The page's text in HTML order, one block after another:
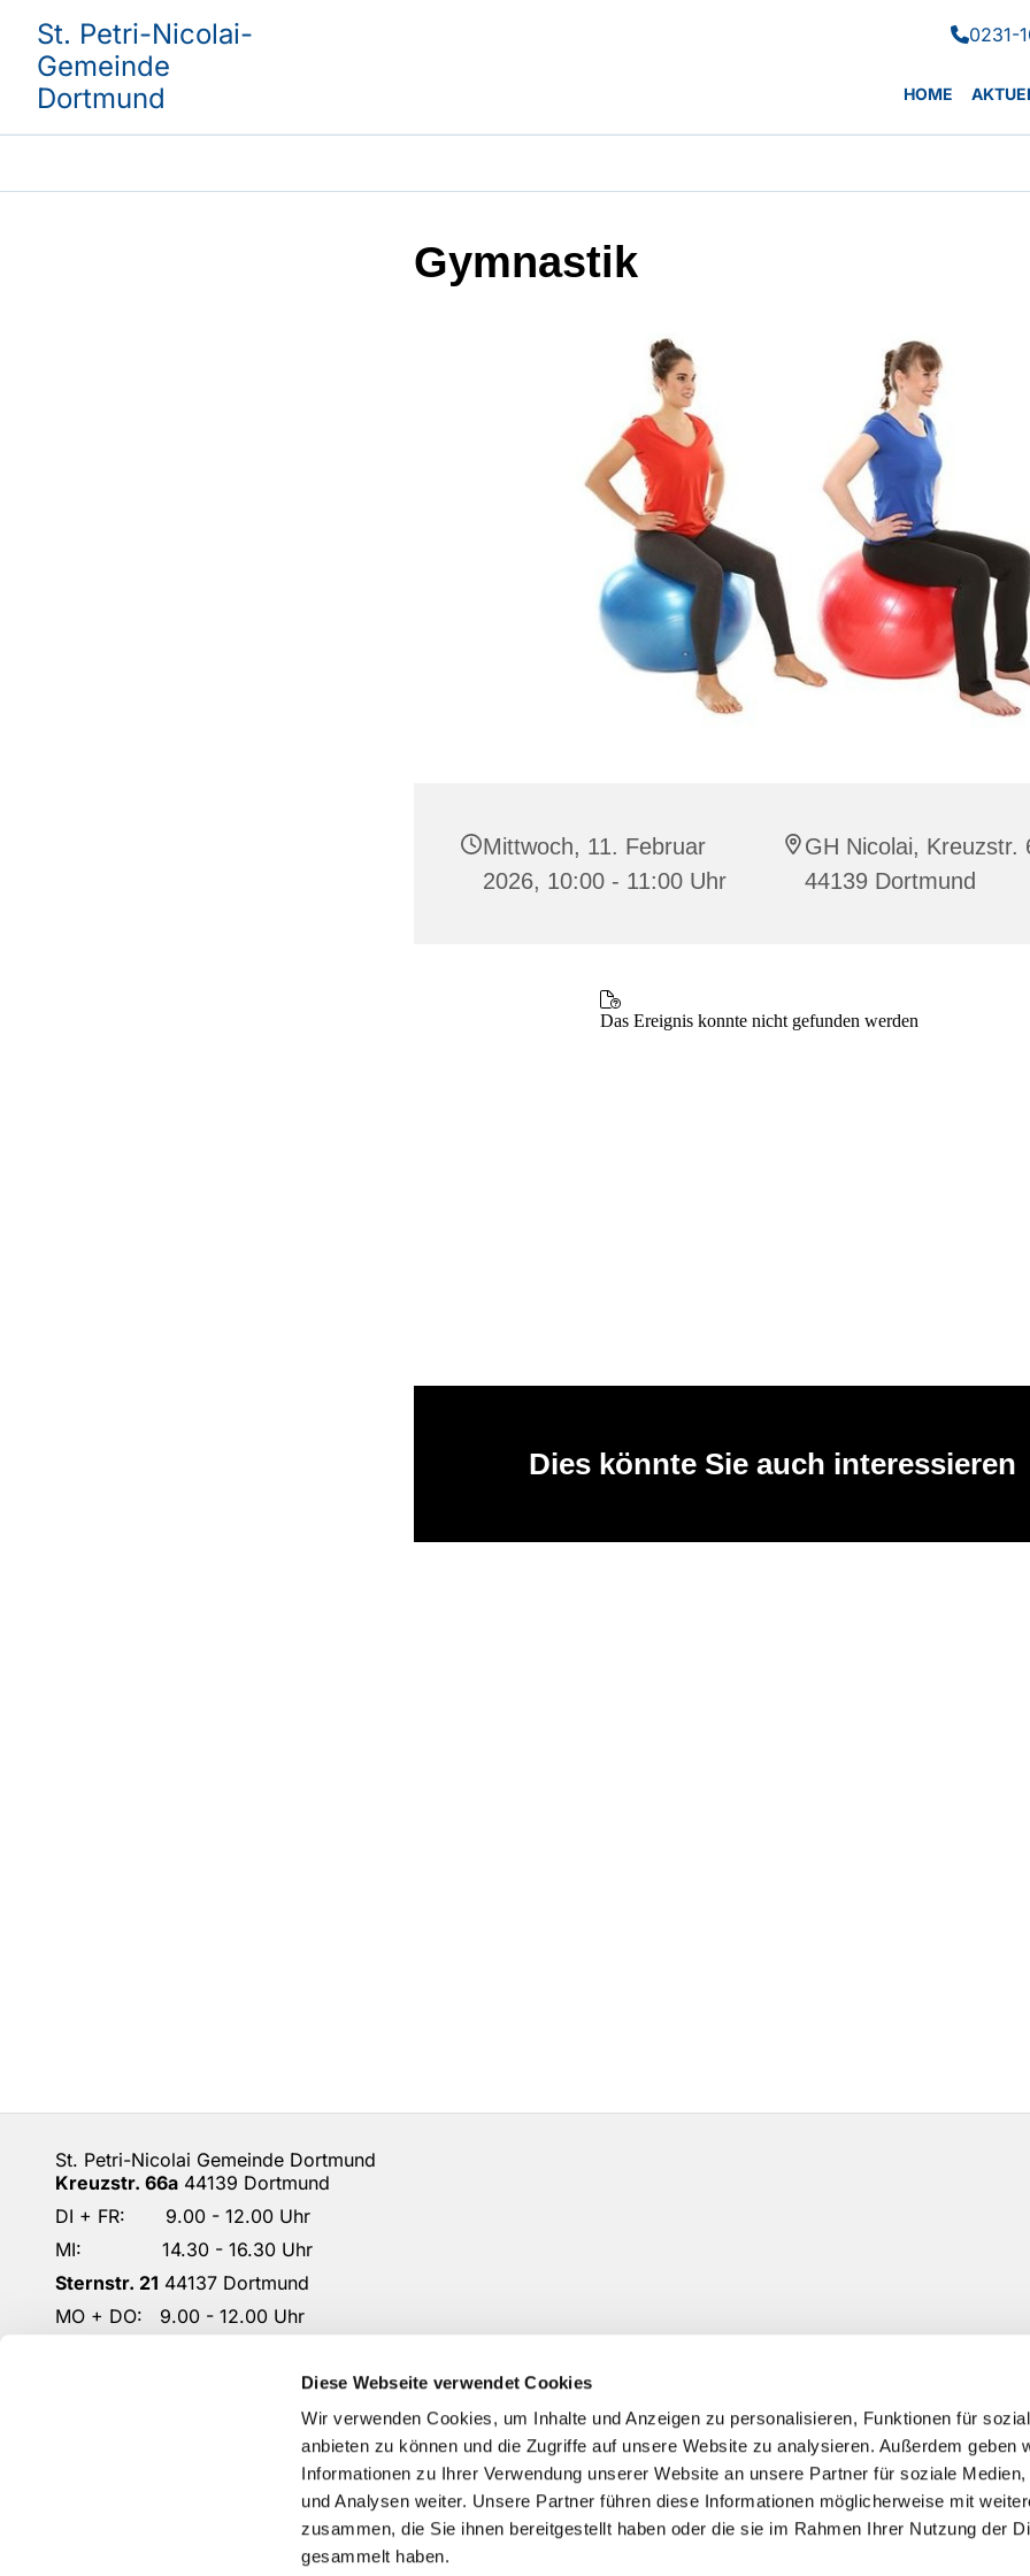
Diese Webseite verwendet Cookies
Wir verwenden Cookies, um Inhalte und Anzeigen zu personalisieren, Funktionen für
anbieten zu können und die Zugriffe auf unsere Website zu analysieren. Außerdem geben
Informationen zu Ihrer Verwendung unserer Website an unsere Partner für soziale Medien,
und Analysen weiter. Unsere Partner führen diese Informationen möglicherweise mit
zusammen, die Sie ihnen bereitgestellt haben oder die sie im Rahmen Ihrer Nutzung der
gesammelt haben.
St. Petri-Nicolai-
Gemeinde
Dortmund
0231-
HOME
Gymnastik
Mittwoch, 11. Februar
2026, 10:00 - 11:00 Uhr
GH Nicolai, Kreuzstr.
44139 Dortmund
Dies könnte Sie auch interessieren
St. Petri-Nicolai Gemeinde Dortmund
Kreuzstr. 66a 44139 Dortmund
DI + FR: 9.00 - 12.00 Uhr
MI: 14.30 - 16.30 Uhr
Sternstr. 21 44137 Dortmund
MO + DO: 9.00 - 12.00 Uhr
DO-KG-Petri-Nicolai@ekkdo.de
Kontoverbindung: Dortmunder Volksbank
IBAN: DE87 4416 0014 2301 1167 02